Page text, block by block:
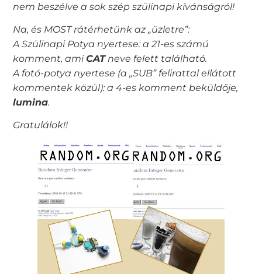
nem beszélve a sok szép szülinapi kívánságról!
Na, és MOST rátérhetünk az „üzletre”:
A Szülinapi Potya nyertese: a 21-es számú
komment, amiCATneve felett található.
A fotó-potya nyertese (a „SUB” felirattal ellátott
kommentek közül): a 4-es komment beküldője,
lumina.
Gratulálok!!